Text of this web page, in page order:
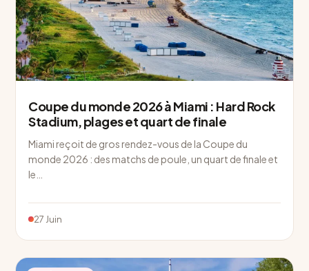
Coupe du monde 2026 à Miami : Hard Rock
Stadium, plages et quart de finale
Miami reçoit de gros rendez-vous de la Coupe du
monde 2026 : des matchs de poule, un quart de finale et
le…
27 Juin